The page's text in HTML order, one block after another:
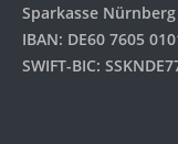
Sparkasse Nürnberg
IBAN: DE60 7605
SWIFT-BIC: